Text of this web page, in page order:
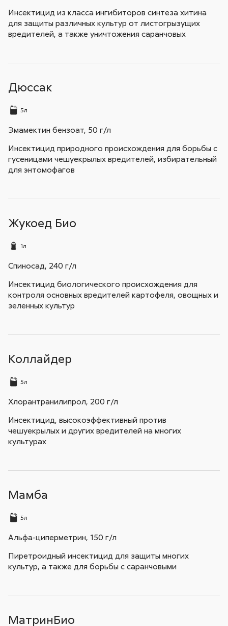
Инсектицид из класса ингибиторов синтеза хитина
для защиты различных культур от листогрызущих
вредителей, а также уничтожения саранчовых
Дюссак
5л
Эмамектин бензоат, 50 г/л
Инсектицид природного происхождения для борьбы с
гусеницами чешуекрылых вредителей, избирательный
для энтомофагов
Жукоед Био
1л
Спиносад, 240 г/л
Инсектицид биологического происхождения для
контроля основных вредителей картофеля, овощных и
зеленных культур
Коллайдер
5л
Хлорантранилипрол, 200 г/л
Инсектицид, высокоэффективный против
чешуекрылых и других вредителей на многих
культурах
Мамба
5л
Альфа-циперметрин, 150 г/л
Пиретроидный инсектицид для защиты многих
культур, а также для борьбы с саранчовыми
МатринБио